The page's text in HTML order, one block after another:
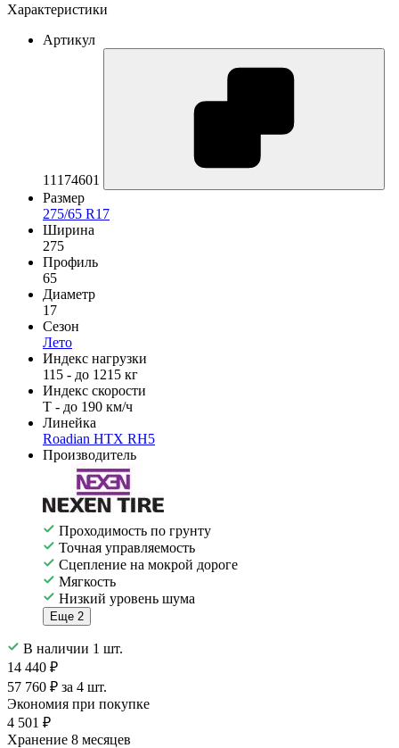
Характеристики
Артикул
11174601
Размер
275/65 R17
Ширина
275
Профиль
65
Диаметр
17
Сезон
Лето
Индекс нагрузки
115 - до 1215 кг
Индекс скорости
T - до 190 км/ч
Линейка
Roadian HTX RH5
Производитель
Проходимость по грунту
Точная управляемость
Сцепление на мокрой дороге
Мягкость
Низкий уровень шума
Еще 2
В наличии 1 шт.
14 440 ₽
57 760 ₽ за 4 шт.
Экономия при покупке
4 501 ₽
Хранение 8 месяцев